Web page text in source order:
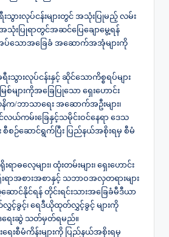
သွားလုပ်ငန်းများတွင် အသုံးပြုမည့် လမ်း
အသုံးပြုရာတွင်အဆင်ပြေချောမွေ့ရန်
သောအခြေခံ အဆောက်အအုံများကို
သွားလုပ်ငန်းနှင့် ဆိုင်သောကိစ္စရပ်များ
များကိုအခြေပြုသော ရှေးဟောင်း
က/ဘာသာရေး အဆောက်အဦးများ၊
လယ်ကမ်းခြေနှင့်သမိုင်းဝင်နေရာ ဒေသ
း စီစဉ်ဆောင်ရွက်ပြီး ပြည်နယ်အစိုးရမှ စီမံ
ဓလေ့များ၊ ထုံးတမ်းများ၊ ရှေးဟောင်း
းရာအစားအစာနှင့် သဘာဝအလှတရားများ
ဆောင်နိုင်ရန် တိုင်းရင်းသားအခြေခံမီဒီယာ
လွှင့်ခွင့်၊ ရေဒီယိုထုတ်လွှင့်ခွင့် များကို
ဒရေးဆွဲ သတ်မှတ်ရမည်။
ေးစီမံကိန်းများကို ပြည်နယ်အစိုးရမှ